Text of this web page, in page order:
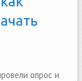
опрос и